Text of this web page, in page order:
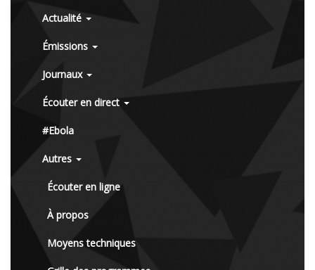
Actualité
Émissions
Journaux
Écouter en direct
#Ebola
Autres
Écouter en ligne
À propos
Moyens techniques